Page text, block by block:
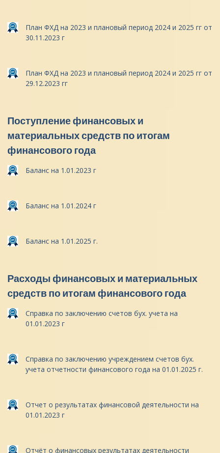
План ФХД на 2023 и плановый период 2024 и 2025 гг от
30.11.2023 г
План ФХД на 2023 и плановый период 2024 и 2025 гг от
29.12.2023 гг
Поступление финансовых и
материальных средств по итогам
финансового года
Баланс на 1.01.2023 г
Баланс на 1.01.2024 г
Баланс на 1.01.2025 г.
Расходы финансовых и материальных
средств по итогам финансового года
Справка по заключению счетов бух. учета на
01.01.2023 г
Справка по заключению учреждением счетов бух.
учета отчетности финансового года на 01.01.2025 г.
Отчет о результатах финансовой деятельности на
01.01.2023 г
Отчёт о финансовых результатах деятельности